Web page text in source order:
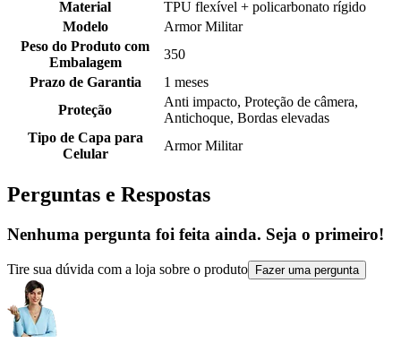
Material
TPU flexível + policarbonato rígido
Modelo
Armor Militar
Peso do Produto com
Embalagem
350
Prazo de Garantia
1 meses
Proteção
Anti impacto, Proteção de câmera,
Antichoque, Bordas elevadas
Tipo de Capa para
Celular
Armor Militar
Perguntas e Respostas
Nenhuma pergunta foi feita ainda. Seja o primeiro!
Tire sua dúvida com a loja sobre o produto Fazer uma pergunta